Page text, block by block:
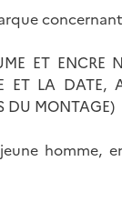
ET ENCRE
ET LA
DU MONTAGE)
homme,